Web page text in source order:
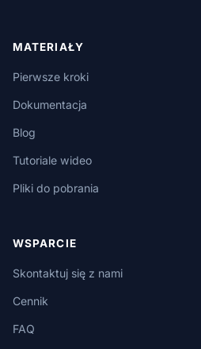
MATERIAŁY
Pierwsze kroki
Dokumentacja
Blog
Tutoriale wideo
Pliki do pobrania
WSPARCIE
Skontaktuj się z nami
Cennik
FAQ